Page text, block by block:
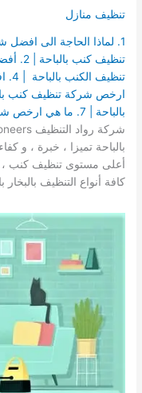
تنظيف منازل
1. لماذا الحاجة الى
بالباحة | 7. ما هي ارخص شركات تنظيف الكنب بالباحة ؟
بالباحة تميزا ، خبرة ، و
أعلى مستوى تنظيف كنب
كافة أنواع التنظيف بالبخار